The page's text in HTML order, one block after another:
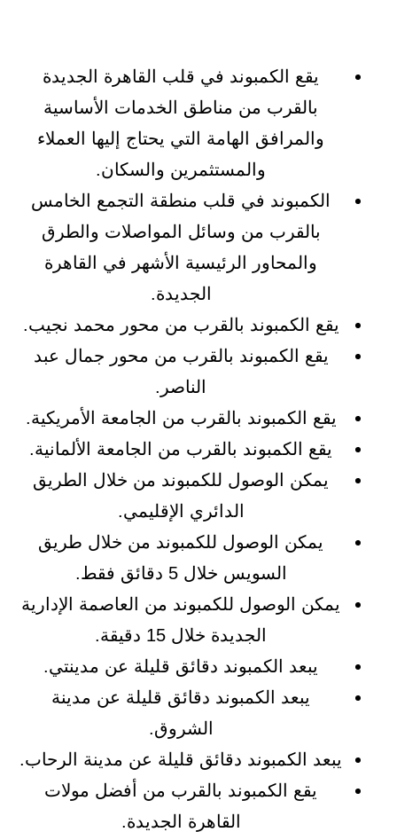
يقع الكمبوند في قلب القاهرة الجديدة
بالقرب من مناطق الخدمات الأساسية
والمرافق الهامة التي يحتاج إليها العملاء
والمستثمرين والسكان.
الكمبوند في قلب منطقة التجمع الخامس
بالقرب من وسائل المواصلات والطرق
والمحاور الرئيسية الأشهر في القاهرة
الجديدة.
يقع الكمبوند بالقرب من محور محمد نجيب.
يقع الكمبوند بالقرب من محور جمال عبد
الناصر.
يقع الكمبوند بالقرب من الجامعة الأمريكية.
يقع الكمبوند بالقرب من الجامعة الألمانية.
يمكن الوصول للكمبوند من خلال الطريق
الدائري الإقليمي.
يمكن الوصول للكمبوند من خلال طريق
السويس خلال 5 دقائق فقط.
يمكن الوصول للكمبوند من العاصمة الإدارية
الجديدة خلال 15 دقيقة.
يبعد الكمبوند دقائق قليلة عن مدينتي.
يبعد الكمبوند دقائق قليلة عن مدينة
الشروق.
يبعد الكمبوند دقائق قليلة عن مدينة الرحاب.
يقع الكمبوند بالقرب من أفضل مولات
القاهرة الجديدة.